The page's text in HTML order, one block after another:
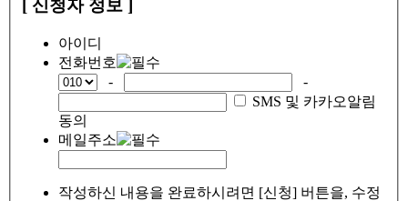
[ 신청자 정보 ]
아이디
전화번호
-
-
SMS 및 카카오알림
동의
메일주소
작성하신 내용을 완료하시려면 [신청] 버튼을, 수정